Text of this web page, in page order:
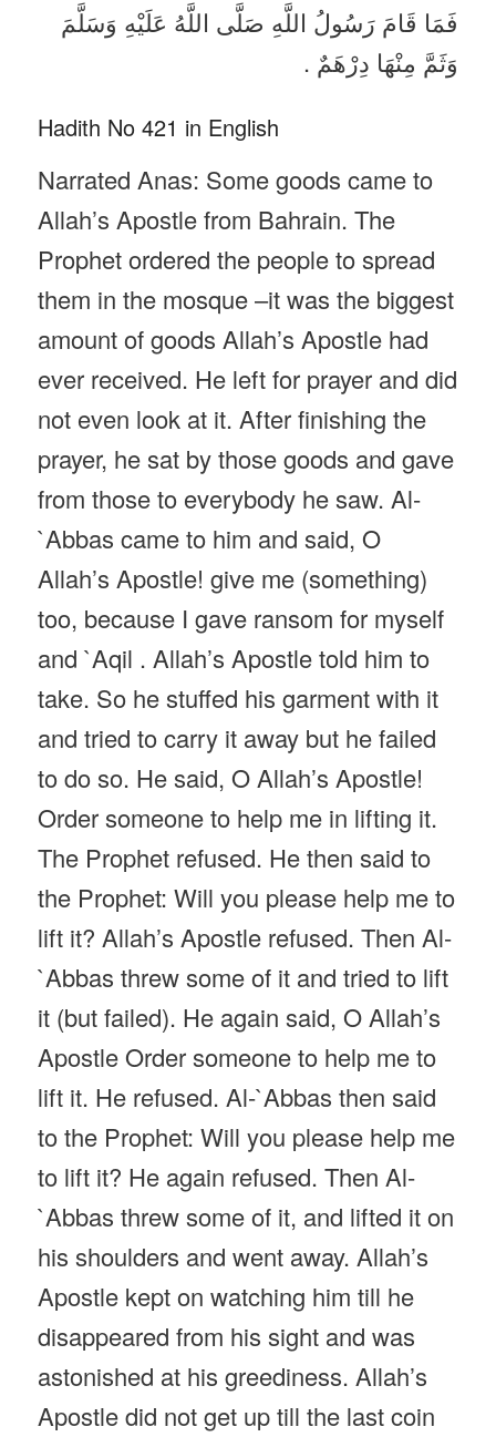
فَمَا قَامَ رَسُولُ اللَّهِ صَلَّى اللَّهُ عَلَيْهِ وَسَلَّمَ
وَثَمَّ مِنْهَا دِرْهَمٌ .
Hadith No 421 in English
Narrated Anas: Some goods came to
Allah’s Apostle from Bahrain. The
Prophet ordered the people to spread
them in the mosque –it was the biggest
amount of goods Allah’s Apostle had
ever received. He left for prayer and did
not even look at it. After finishing the
prayer, he sat by those goods and gave
from those to everybody he saw. Al-
`Abbas came to him and said, O
Allah’s Apostle! give me (something)
too, because I gave ransom for myself
and `Aqil . Allah’s Apostle told him to
take. So he stuffed his garment with it
and tried to carry it away but he failed
to do so. He said, O Allah’s Apostle!
Order someone to help me in lifting it.
The Prophet refused. He then said to
the Prophet: Will you please help me to
lift it? Allah’s Apostle refused. Then Al-
`Abbas threw some of it and tried to lift
it (but failed). He again said, O Allah’s
Apostle Order someone to help me to
lift it. He refused. Al-`Abbas then said
to the Prophet: Will you please help me
to lift it? He again refused. Then Al-
`Abbas threw some of it, and lifted it on
his shoulders and went away. Allah’s
Apostle kept on watching him till he
disappeared from his sight and was
astonished at his greediness. Allah’s
Apostle did not get up till the last coin